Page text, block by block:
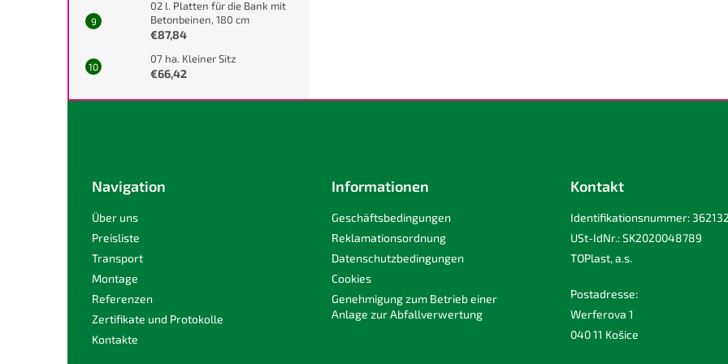
02 l. Platten für die Bank mit
Betonbeinen, 180 cm
€87,84
07 ha. Kleiner Sitz
€66,42
Navigation
Über uns
Preisliste
Transport
Montage
Referenzen
Zertifikate und Protokolle
Kontakte
Informationen
Geschäftsbedingungen
Reklamationsordnung
Datenschutzbedingungen
Cookies
Genehmigung zum Betrieb einer
Anlage zur Abfallverwertung
Kontakt
Identifikationsnummer:
USt-IdNr.: SK2020048789
TOPlast, a.s.
Postadresse:
Werferova 1
040 11 Košice